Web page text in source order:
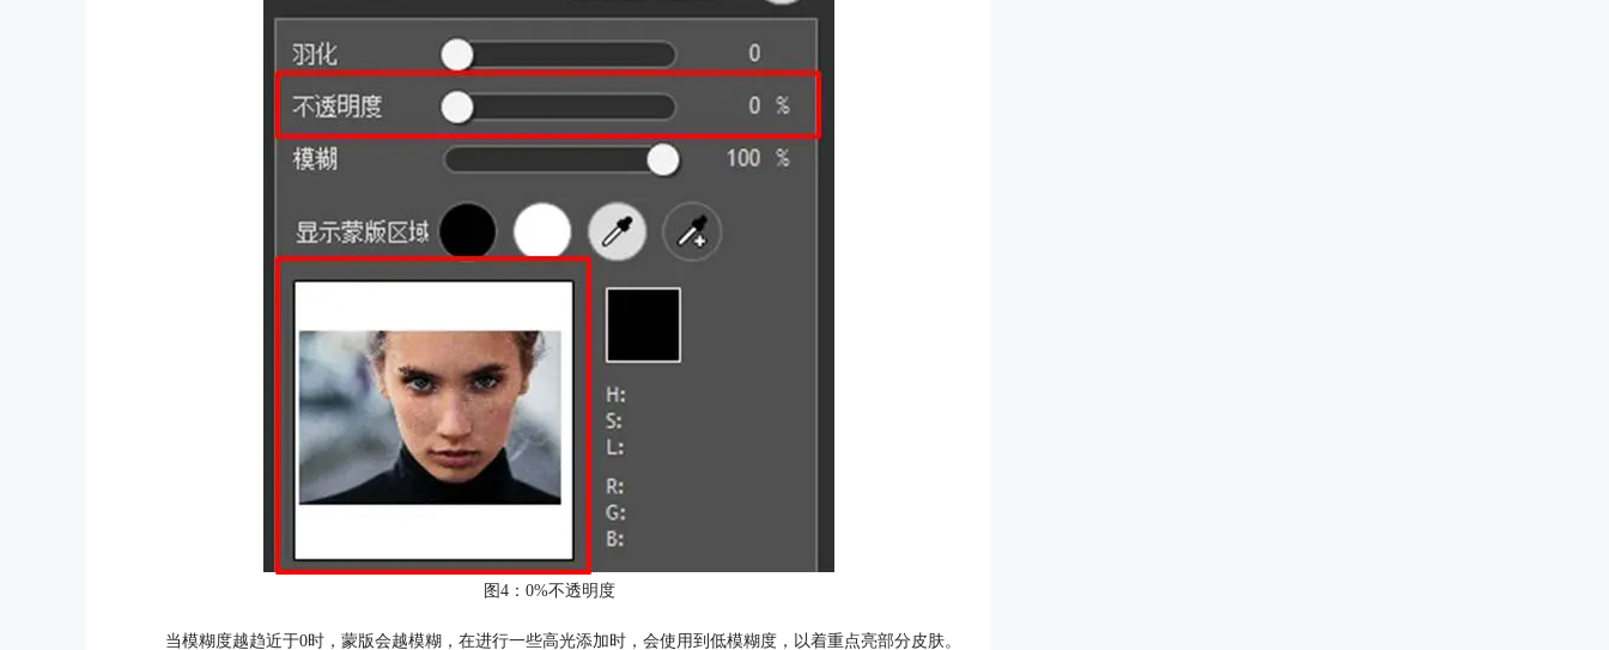
图4：0%不透明度
当模糊度越趋近于0时，蒙版会越模糊，在进行一些高光添加时，会使用到低模糊度，以着重点亮部分皮肤。